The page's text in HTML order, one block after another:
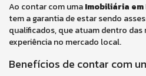
Ao contar com umaImobiliária
tem a garantia de estar sendo
qualificados, que atuam dentro das
experiência no mercado local.
Benefícios de contar com